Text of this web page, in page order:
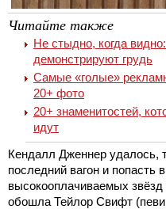
Читайте также
Не стыдно, когда
демонстрируют грудь
Самые «голые»
20+ фото
20+ знаменитостей,
идут
Кендалл Дженнер удалось,
последний вагон и попасть
высокооплачиваемых
обошла Тейлор Свифт